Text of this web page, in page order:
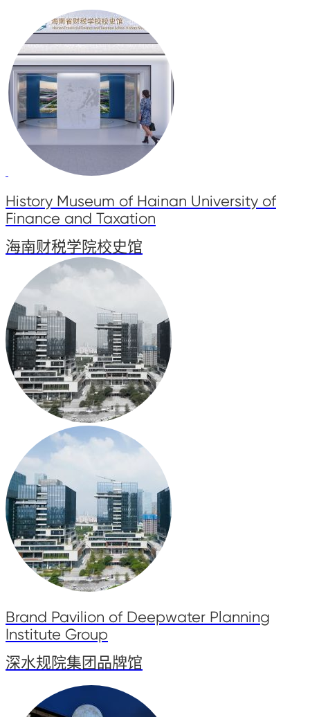
History Museum of Hainan University of
Finance and Taxation
海南财税学院校史馆
Brand Pavilion of Deepwater Planning
Institute Group
深水规院集团品牌馆